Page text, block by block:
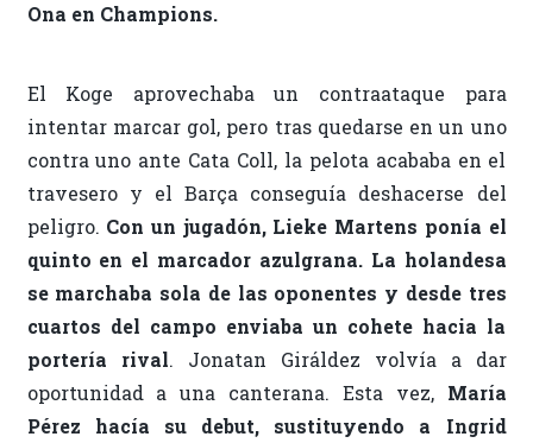
Ona en Champions.
El Koge aprovechaba un contraataque para
intentar marcar gol, pero tras quedarse en un uno
contra uno ante Cata Coll, la pelota acababa en el
travesero y el Barça conseguía deshacerse del
peligro. Con un jugadón, Lieke Martens ponía el
quinto en el marcador azulgrana. La holandesa
se marchaba sola de las oponentes y desde tres
cuartos del campo enviaba un cohete hacia la
portería rival. Jonatan Giráldez volvía a dar
oportunidad a una canterana. Esta vez,María
Pérez hacía su debut, sustituyendo a Ingrid